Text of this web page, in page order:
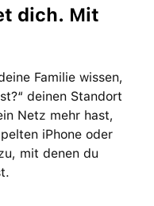
dich. Mit
Familie wissen,
deinen Standort
Netz mehr hast,
iPhone oder
mit denen du